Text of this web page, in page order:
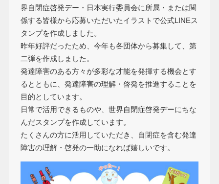
界自閉症啓発デー・日本実行委員会に所属・または関
係する皆様から応募いただいたイラストで公式LINEス
タンプを作成しました。
昨年好評だったため、今年も各団体から募集して、第
二弾を作成しました。
発達障害のある方々が多彩な才能を発揮する機会とす
るとともに、発達障害の理解・啓発を推進することを
目的としています。
日常で活用できるものや、世界自閉症啓発デーにちな
んだスタンプを作成しています。
たくさんの方に活用していただき、自閉症を含む発達
障害の理解・啓発の一助になれば嬉しいです。